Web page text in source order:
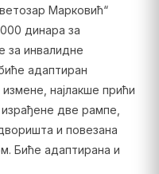
Марковић“
динара за
за инвалидне
адаптиран
најлакше прићи
две рампе,
и повезана
Биће адаптирана и